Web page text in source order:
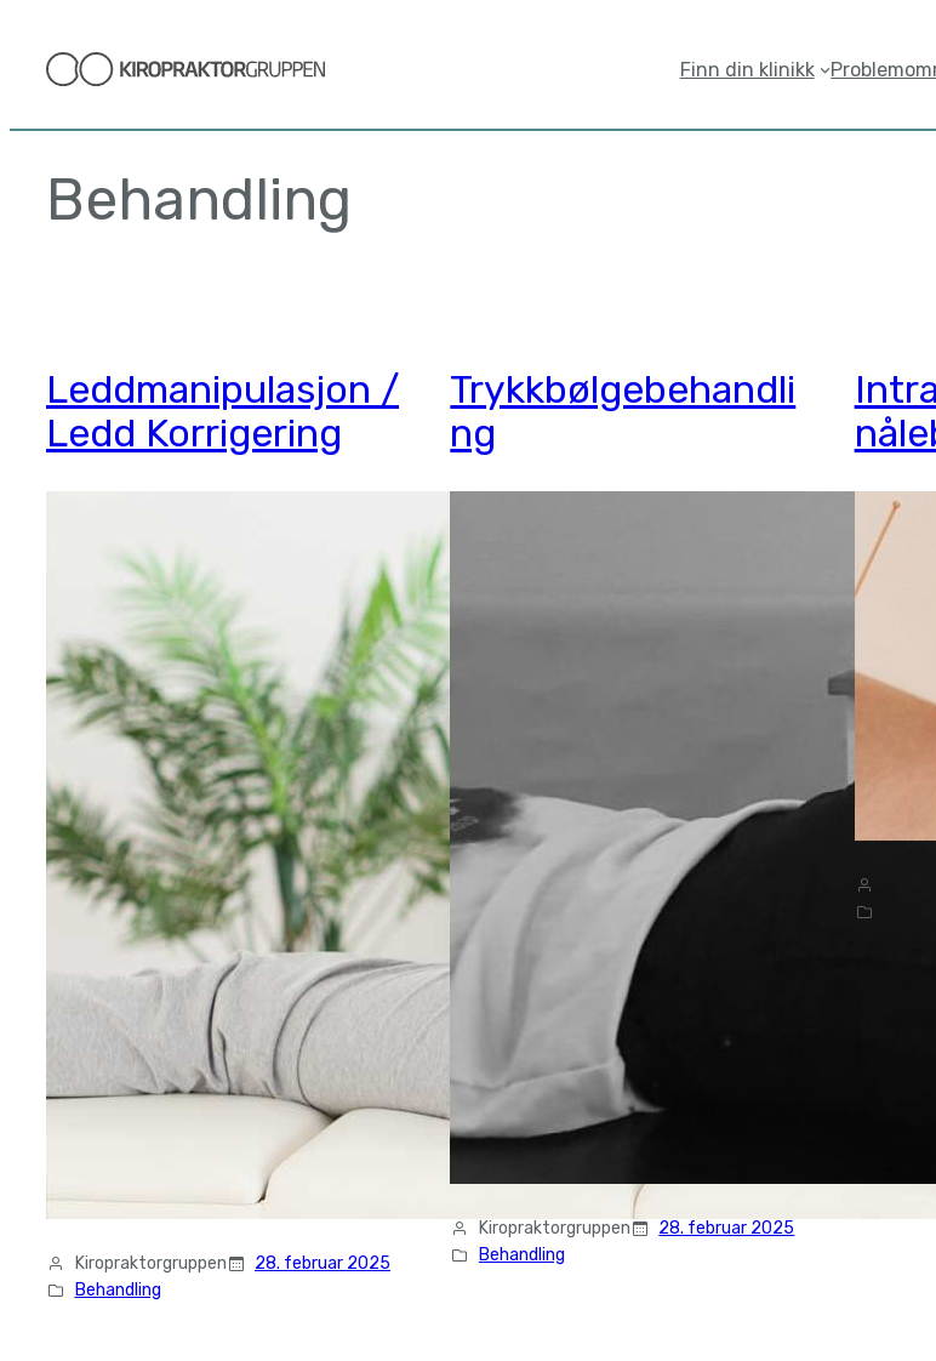
innhold
Finn din klinikk
Behandling
Leddmanipulasjon /
Ledd Korrigering
Kiropraktorgruppen
28. februar 2025
Behandling
Trykkbølgebehandli
ng
Kiropraktorgruppen
28. februar 2025
Behandling